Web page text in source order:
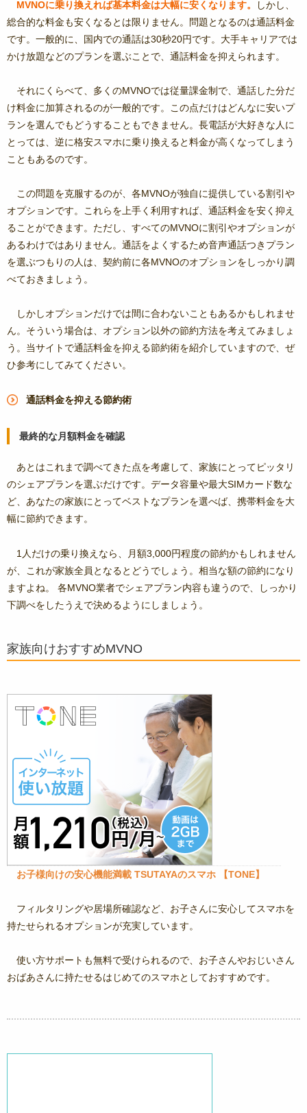
MVNOに乗り換えれば基本料金は大幅に安くなります。
しかし、
総合的な料金も安くなるとは限りません。問題となるのは通話料金
です。一般的に、国内での通話は30秒20円です。大手キャリアでは
かけ放題などのプランを選ぶことで、通話料金を抑えられます。
それにくらべて、多くのMVNOでは従量課金制で、通話した分だ
け料金に加算されるのが一般的です。この点だけはどんなに安いプ
ランを選んでもどうすることもできません。長電話が大好きな人に
とっては、逆に格安スマホに乗り換えると料金が高くなってしまう
こともあるのです。
この問題を克服するのが、各MVNOが独自に提供している割引や
オプションです。これらを上手く利用すれば、通話料金を安く抑え
ることができます。ただし、すべてのMVNOに割引やオプションが
あるわけではありません。通話をよくするため音声通話つきプラン
を選ぶつもりの人は、契約前に各MVNOのオプションをしっかり調
べておきましょう。
しかしオプションだけでは間に合わないこともあるかもしれませ
ん。そういう場合は、オプション以外の節約方法を考えてみましょ
う。当サイトで通話料金を抑える節約術を紹介していますので、ぜ
ひ参考にしてみてください。
通話料金を抑える節約術
最終的な月額料金を確認
あとはこれまで調べてきた点を考慮して、家族にとってピッタリ
のシェアプランを選ぶだけです。データ容量や最大SIMカード数な
ど、あなたの家族にとってベストなプランを選べば、携帯料金を大
幅に節約できます。
1人だけの乗り換えなら、月額3,000円程度の節約かもしれません
が、これが家族全員となるとどうでしょう。相当な額の節約になり
ますよね。 各MVNO業者でシェアプラン内容も違うので、しっかり
下調べをしたうえで決めるようにしましょう。
家族向けおすすめMVNO
お子様向けの安心機能満載 TSUTAYAのスマホ 【TONE】
フィルタリングや居場所確認など、お子さんに安心してスマホを
持たせられるオプションが充実しています。
使い方サポートも無料で受けられるので、お子さんやおじいさん
おばあさんに持たせるはじめてのスマホとしておすすめです。